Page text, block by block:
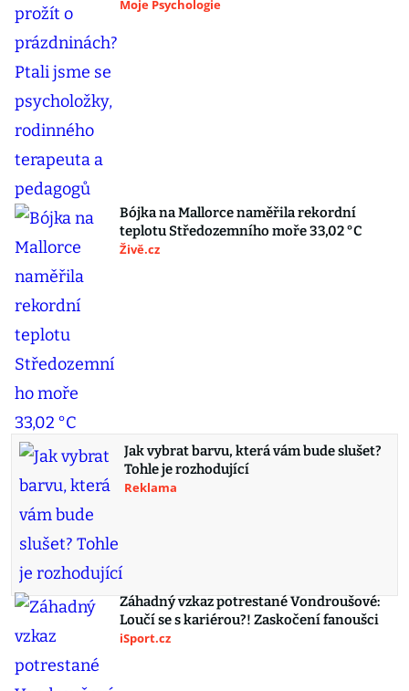
Moje Psychologie
Bójka na Mallorce naměřila rekordní
teplotu Středozemního moře 33,02 °C
Živě.cz
Jak vybrat barvu, která vám bude slušet?
Tohle je rozhodující
Reklama
Záhadný vzkaz potrestané Vondroušové:
Loučí se s kariérou?! Zaskočení fanoušci
iSport.cz